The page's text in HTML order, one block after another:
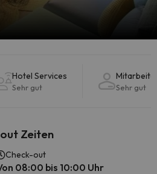
Hotel Services
Sehr gut Sehr gut
Zeiten
Check-out
08:00 bis 10:00 Uhr